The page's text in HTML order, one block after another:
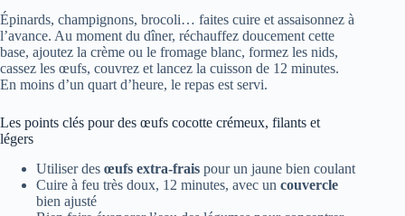
Épinards, champignons, brocoli… faites cuire et assaisonnez à
l’avance. Au moment du dîner, réchauffez doucement cette
base, ajoutez la crème ou le fromage blanc, formez les nids,
cassez les œufs, couvrez et lancez la cuisson de 12 minutes.
En moins d’un quart d’heure, le repas est servi.
Les points clés pour des œufs cocotte crémeux, filants et
légers
Utiliser des œufs extra-frais pour un jaune bien coulant
Cuire à feu très doux, 12 minutes, avec un couvercle
bien ajusté